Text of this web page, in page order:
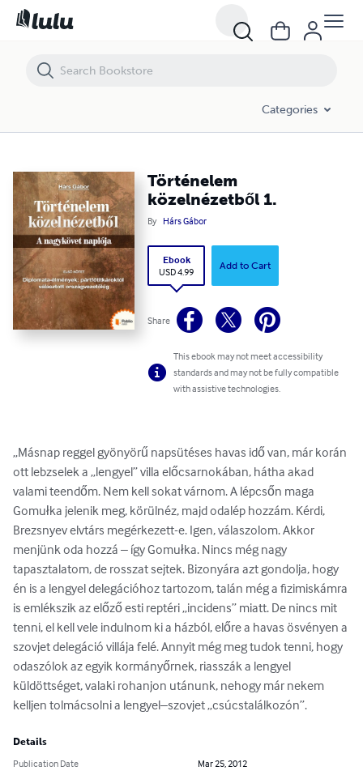
Categories
Történelem
közelnézetből 1.
By Hárs Gábor
Ebook
USD 4.99
Add to Cart
Share
This ebook may not meet accessibility
standards and may not be fully compatible
with assistive technologies.
„Másnap reggel gyönyörű napsütéses havas idő van, már korán
ott lebzselek a „lengyel” villa előcsarnokában, hátha akad
valami teendőm. Nem kell sokat várnom. A lépcsőn maga
Gomułka jelenik meg, körülnéz, majd odalép hozzám. Kérdi,
Brezsnyev elvtárs megérkezett-e. Igen, válaszolom. Akkor
menjünk oda hozzá – így Gomułka. Nincs még nagy
tapasztalatom, de rosszat sejtek. Bizonyára azt gondolja, hogy
én is a lengyel delegációhoz tartozom, talán még a fizimiskámra
is emlékszik az előző esti reptéri „incidens” miatt. De nincs mit
tenni, el kell vele indulnom ki a házból, előre a havas ösvényen a
szovjet delegáció villája felé. Annyit még meg tudok tenni, hogy
odaszólok az egyik kormányőrnek, riasszák a lengyel
küldöttséget, valaki rohanjon utánunk, nehogy már nekem
kelljen tolmácsolni a lengyel–szovjet „csúcstalálkozón”.
Details
Publication Date
Mar 25, 2012
Történelem közelnézetből 1.